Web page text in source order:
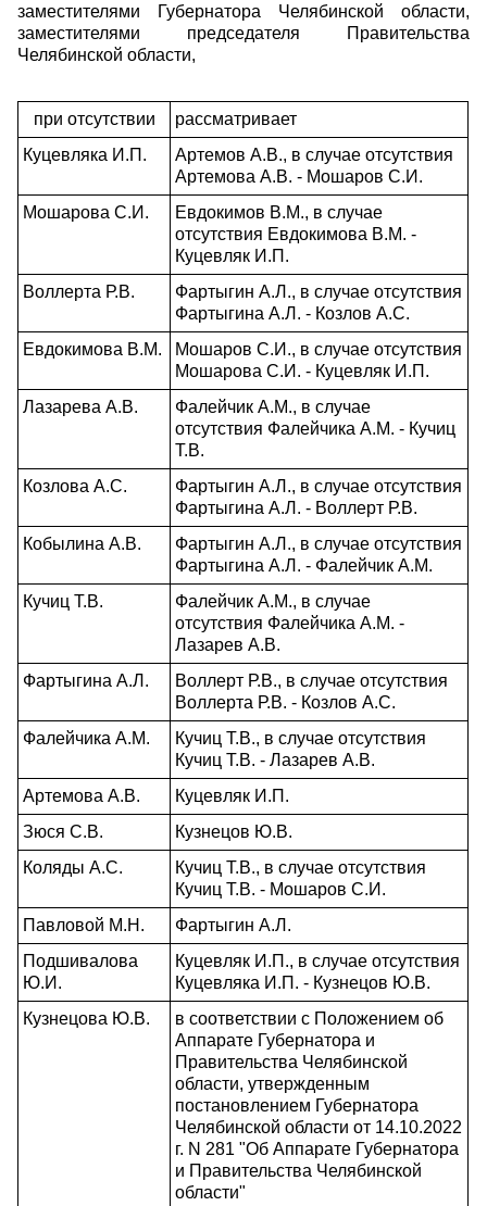
заместителями Губернатора Челябинской области,
заместителями председателя Правительства
Челябинской области,
при отсутствии
рассматривает
Куцевляка И.П.
Артемов А.В., в случае отсутствия
Артемова А.В. - Мошаров С.И.
Мошарова С.И.
Евдокимов В.М., в случае
отсутствия Евдокимова В.М. -
Куцевляк И.П.
Воллерта Р.В.
Фартыгин А.Л., в случае отсутствия
Фартыгина А.Л. - Козлов А.С.
Евдокимова В.М.
Мошаров С.И., в случае отсутствия
Мошарова С.И. - Куцевляк И.П.
Лазарева А.В.
Фалейчик А.М., в случае
отсутствия Фалейчика А.М. - Кучиц
Т.В.
Козлова А.С.
Фартыгин А.Л., в случае отсутствия
Фартыгина А.Л. - Воллерт Р.В.
Кобылина А.В.
Фартыгин А.Л., в случае отсутствия
Фартыгина А.Л. - Фалейчик А.М.
Кучиц Т.В.
Фалейчик А.М., в случае
отсутствия Фалейчика А.М. -
Лазарев А.В.
Фартыгина А.Л.
Воллерт Р.В., в случае отсутствия
Воллерта Р.В. - Козлов А.С.
Фалейчика А.М.
Кучиц Т.В., в случае отсутствия
Кучиц Т.В. - Лазарев А.В.
Артемова А.В.
Куцевляк И.П.
Зюся С.В.
Кузнецов Ю.В.
Коляды А.С.
Кучиц Т.В., в случае отсутствия
Кучиц Т.В. - Мошаров С.И.
Павловой М.Н.
Фартыгин А.Л.
Подшивалова
Ю.И.
Куцевляк И.П., в случае отсутствия
Куцевляка И.П. - Кузнецов Ю.В.
Кузнецова Ю.В.
в соответствии с Положением об
Аппарате Губернатора и
Правительства Челябинской
области, утвержденным
постановлением Губернатора
Челябинской области от 14.10.2022
г. N 281 "Об Аппарате Губернатора
и Правительства Челябинской
области"